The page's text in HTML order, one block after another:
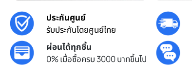
ประกันศูนย์
รับประกันโดยศูนย์ไทย
ผ่อนได้ทุกชิ้น
0% เมื่อซื้อครบ 3000 บาทขึ้นไป